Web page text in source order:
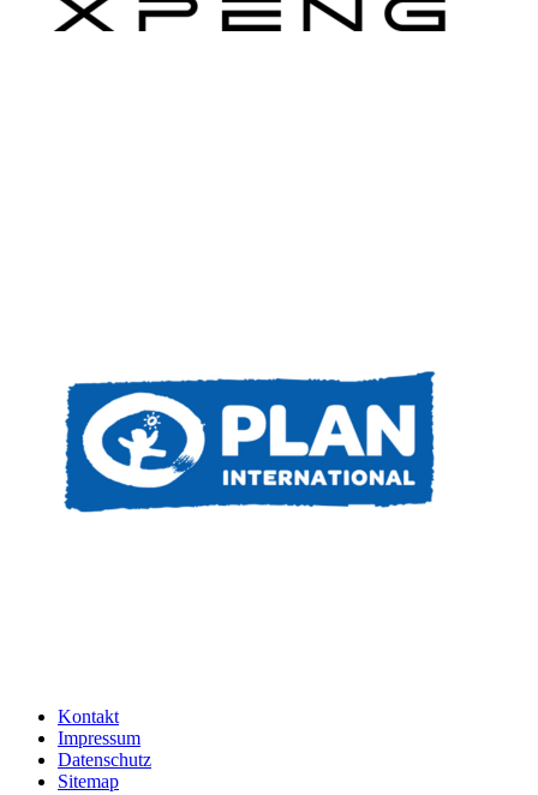
Kontakt
Impressum
Datenschutz
Sitemap